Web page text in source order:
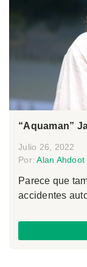
“Aquaman”
Julio 26, 2022
Por:Alan Ahdoot
Parece que
accidentes